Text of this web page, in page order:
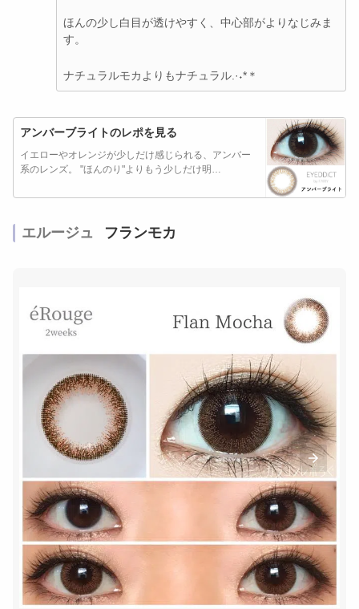
ほんの少し白目が透けやすく、中心部がよりなじみま
す。
ナチュラルモカよりもナチュラル.·˖*＊
アンバーブライトのレポを見る
イエローやオレンジが少しだけ感じられる、アンバー
系のレンズ。 "ほんのり"よりもう少しだけ明…
エルージュ フランモカ